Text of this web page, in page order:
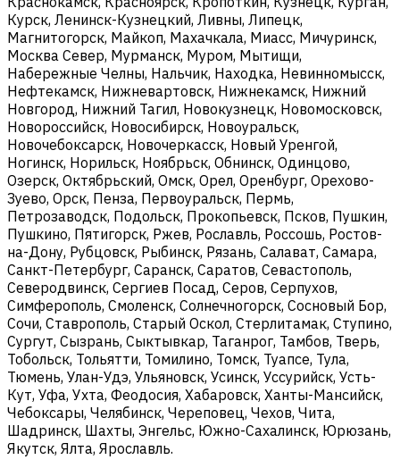
Курск, Ленинск-Кузнецкий, Ливны, Липецк,
Магнитогорск, Майкоп, Махачкала, Миасс, Мичуринск,
Москва Север, Мурманск, Муром, Мытищи,
Набережные Челны, Нальчик, Находка, Невинномысск,
Нефтекамск, Нижневартовск, Нижнекамск, Нижний
Новгород, Нижний Тагил, Новокузнецк, Новомосковск,
Новороссийск, Новосибирск, Новоуральск,
Новочебоксарск, Новочеркасск, Новый Уренгой,
Ногинск, Норильск, Ноябрьск, Обнинск, Одинцово,
Озерск, Октябрьский, Омск, Орел, Оренбург, Орехово-
Зуево, Орск, Пенза, Первоуральск, Пермь,
Петрозаводск, Подольск, Прокопьевск, Псков, Пушкин,
Пушкино, Пятигорск, Ржев, Рославль, Россошь, Ростов-
на-Дону, Рубцовск, Рыбинск, Рязань, Салават, Самара,
Санкт-Петербург, Саранск, Саратов, Севастополь,
Северодвинск, Сергиев Посад, Серов, Серпухов,
Симферополь, Смоленск, Солнечногорск, Сосновый Бор,
Сочи, Ставрополь, Старый Оскол, Стерлитамак, Ступино,
Сургут, Сызрань, Сыктывкар, Таганрог, Тамбов, Тверь,
Тобольск, Тольятти, Томилино, Томск, Туапсе, Тула,
Тюмень, Улан-Удэ, Ульяновск, Усинск, Уссурийск, Усть-
Кут, Уфа, Ухта, Феодосия, Хабаровск, Ханты-Мансийск,
Чебоксары, Челябинск, Череповец, Чехов, Чита,
Шадринск, Шахты, Энгельс, Южно-Сахалинск, Юрюзань,
Якутск, Ялта, Ярославль.